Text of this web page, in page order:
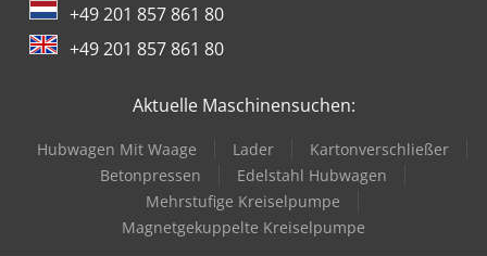
+49 201 857 861 80
+49 201 857 861 80
Aktuelle Maschinensuchen:
Hubwagen Mit Waage Lader
Kartonverschließer
Betonpressen
Edelstahl Hubwagen
Mehrstufige Kreiselpumpe
Magnetgekuppelte Kreiselpumpe